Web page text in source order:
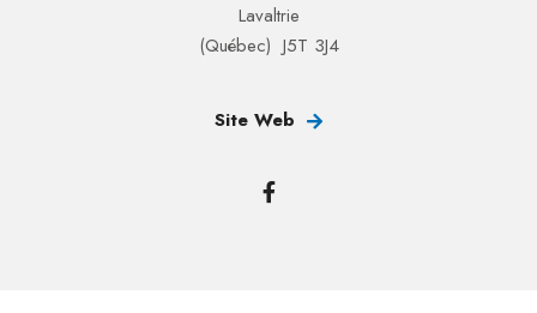
Lavaltrie
(Québec) J5T 3J4
Site Web